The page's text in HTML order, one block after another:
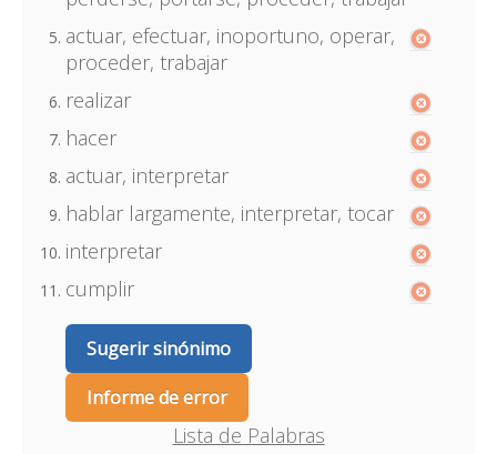
actuar, efectuar, inoportuno, operar,
proceder, trabajar
realizar
hacer
actuar, interpretar
hablar largamente, interpretar, tocar
interpretar
cumplir
Sugerir sinónimo
Informe de error
Lista de Palabras